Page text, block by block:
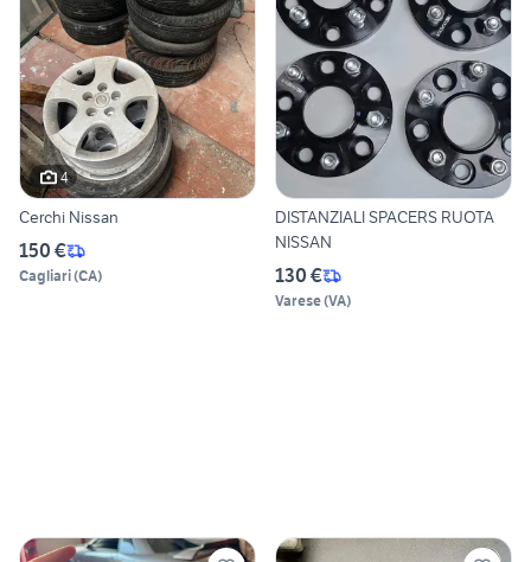
4
Cerchi Nissan
150 €
Cagliari(CA)
DISTANZIALI SPACERS RUOTA
NISSAN
130 €
Varese(VA)